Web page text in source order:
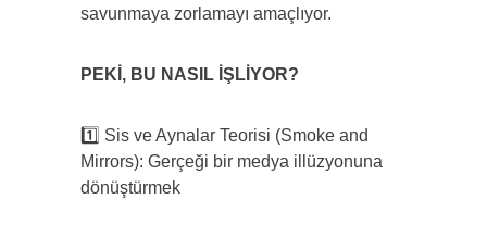
savunmaya zorlamayı amaçlıyor.
PEKİ, BU NASIL İŞLİYOR?
1️⃣ Sis ve Aynalar Teorisi (Smoke and
Mirrors): Gerçeği bir medya illüzyonuna
dönüştürmek